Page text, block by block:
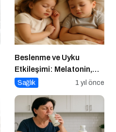
Beslenme ve Uyku
Etkileşimi: Melatonin,
Triptofan ve Çocuk
Sağlık 1 yıl önce